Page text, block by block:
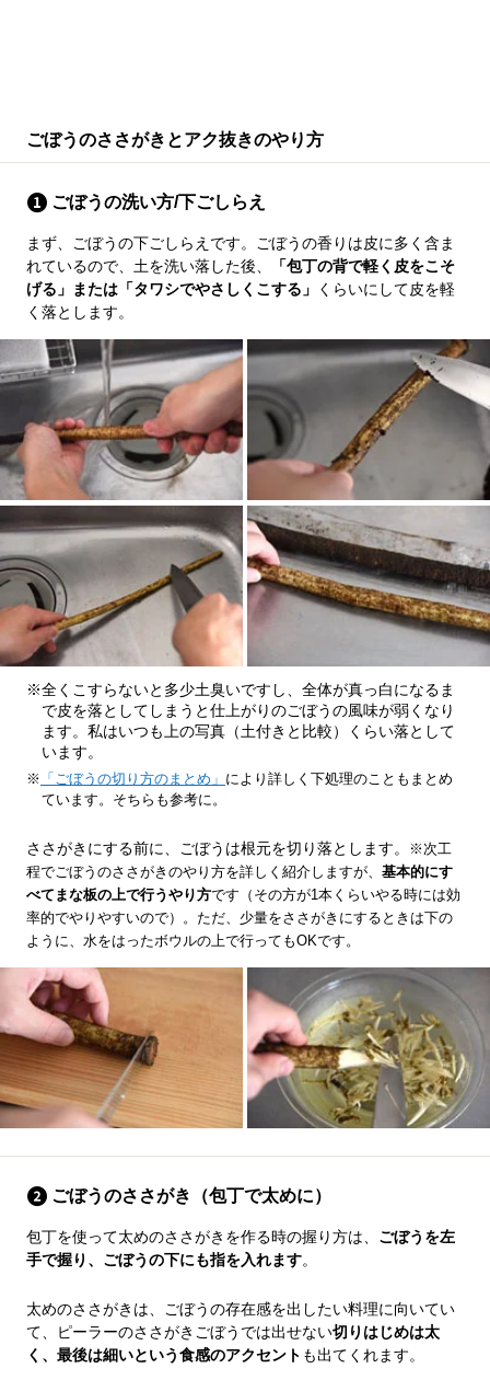
ごぼうのささがきとアク抜きのやり方
ごぼうの洗い方/下ごしらえ
まず、ごぼうの下ごしらえです。ごぼうの香りは皮に多く含ま
れているので、土を洗い落した後、
「包丁の背で軽く皮をこそ
げる」または「タワシでやさしくこする」
くらいにして皮を軽
く落とします。
※全くこすらないと多少土臭いですし、全体が真っ白になるま
で皮を落としてしまうと仕上がりのごぼうの風味が弱くなり
ます。私はいつも上の写真（土付きと比較）くらい落として
います。
※ 「ごぼうの切り方のまとめ」 により詳しく下処理のこともまとめ
ています。そちらも参考に。
ささがきにする前に、ごぼうは根元を切り落とします。
※次工
程でごぼうのささがきのやり方を詳しく紹介しますが、 基本的にす
べてまな板の上で行うやり方です（その方が1本くらいやる時には効
率的でやりやすいので）。ただ、少量をささがきにするときは下の
ように、水をはったボウルの上で行ってもOKです。
ごぼうのささがき（包丁で太めに）
包丁を使って太めのささがきを作る時の握り方は、 ごぼうを左
手で握り、ごぼうの下にも指を入れます。
太めのささがきは、ごぼうの存在感を出したい料理に向いてい
て、ピーラーのささがきごぼうでは出せない切りはじめは太
く、最後は細いという食感のアクセント も出てくれます。